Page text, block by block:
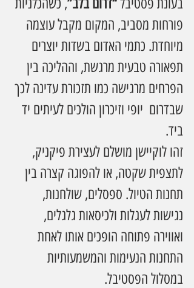
פורחות מסביב, המקום מקבל עוצמה
מיוחדת. כתמי האדום בשדות יוצרים
תפאורה טבעית מרגשת, וההליכה בין
הפרחים מרגישה כמו תזכורת עדינה לכך
שבדרום  יופי וזיכרון הולכים לעיתים יד
ביד.
זהו לוקיישן מושלם לעצירת פיקניק,
לתצפית שקטה, או להפוגה קצרה בין
תחנות הטיול. ספסלים, שולחנות,
נגישות לעגלות ולכיסאות גלגלים,
ואווירה פתוחה הופכים אותו לאחת
התחנות הנעימות והמשמעותיות
במסלול הפסטיבל.